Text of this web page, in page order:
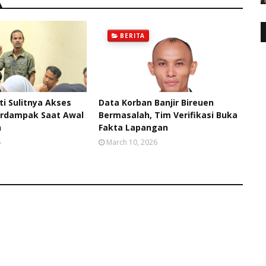
Sulitnya Akses
Saat Awal
BERITA
Data Korban Banjir Bireuen
Bermasalah, Tim Verifikasi Buka
Fakta Lapangan
March 10, 2026